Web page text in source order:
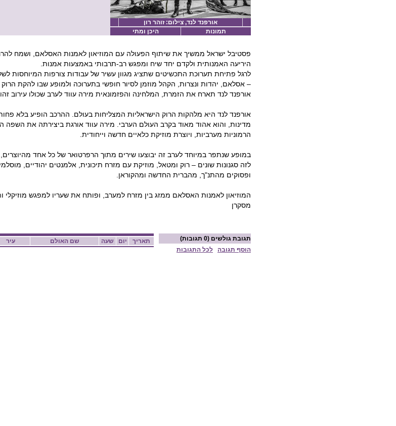
אורפנד לנד, צילום: זוהר רון
תמונות
היכן ומתי
פסטיבל ישראל ממשיך את שיתוף הפעולה עם המוזיאון לאמנות האסלאם, ושמח
היריעה האמנותית ולקדם יחד שיח ומפגש רב-תרבותי באמצעות אמנות.
לרגל פתיחת תערוכת התכשיטים שתציג מגוון עשיר של עבודות צורפות המיוחסות
– אסלאם, יהדות ונצרות, הקהל מוזמן לסיור חופשי בתערוכה ולמופע שבו להקת
אורפנד לנד תארח את הזמרת, המלחינה והפזמונאית מירה עווד לערב שכולו עירוב
מדינות, והוא אהוד מאוד בקרב העולם הערבי. מירה עווד אורגת ביצירתה את השפה
הרמוניות מערביות, ויוצרת מוזיקת כלאיים חדשה וייחודית.
במופע שנתפר במיוחד לערב זה יבוצעו שירים מתוך הרפרטואר של כל אחד מהיוצרים,
לזה סגנונות שונים – רוק ומטאל, מוזיקת עם מזרח תיכונית, אלמנטים יהודיים,
ופסוקים מהתנ"ך, מהברית החדשה ומהקוראן.
המוזיאון לאמנות האסלאם ממזג בין מזרח למערב, ופותח את שעריו למפגש מוזיקלי
מסקרן
עיר שם האולם שעה יום תאריך תגובת גולשים (0 תגובות)
הוסף תגובה
לכל התגובות